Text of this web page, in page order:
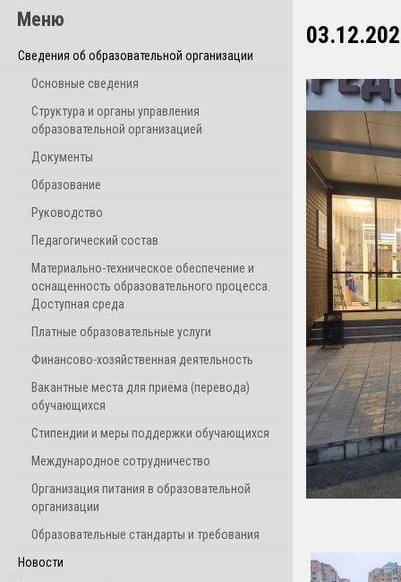
Меню
Сведения об образовательной организации
Основные сведения
Структура и органы управления
образовательной организацией
Документы
Образование
Руководство
Педагогический состав
Материально-техническое обеспечение и
оснащенность образовательного процесса.
Доступная среда
Платные образовательные услуги
Финансово-хозяйственная деятельность
Вакантные места для приёма (перевода)
обучающихся
Стипендии и меры поддержки обучающихся
Международное сотрудничество
Организация питания в образовательной
организации
Образовательные стандарты и требования
Новости